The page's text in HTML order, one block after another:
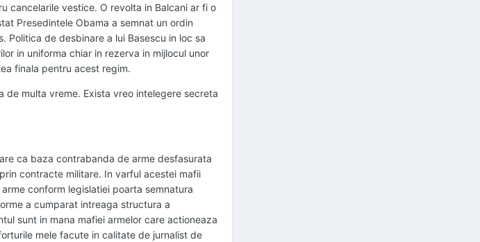
cancelarile vestice. O revolta in Balcani ar fi o
Presedintele Obama a semnat un ordin
Politica de desbinare a lui Basescu in loc sa
in uniforma chiar in rezerva in mijlocul unor
finala pentru acest regim.
de multa vreme. Exista vreo intelegere secreta
ca baza contrabanda de arme desfasurata
contracte militare. In varful acestei mafii
conform legislatiei poarta semnatura
a cumparat intreaga structura a
sunt in mana mafiei armelor care actioneaza
mele facute in calitate de jurnalist de